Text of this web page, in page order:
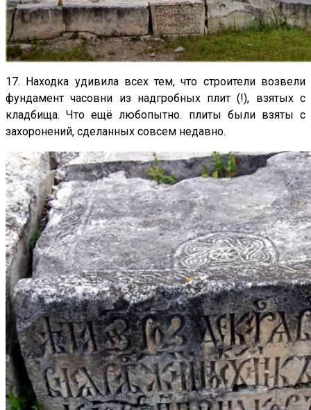
17. Находка удивила всех тем, что строители возвели
фундамент часовни из надгробных плит (!), взятых с
кладбища. Что ещё любопытно. плиты были взяты с
захоронений, сделанных совсем недавно.